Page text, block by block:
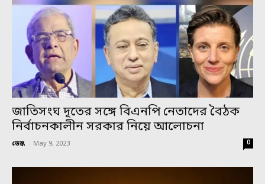
জাতিসংঘ দূতের সঙ্গে বিএনপি নেতাদের বৈঠক
নির্বাচনকালীন সরকার নিয়ে আলোচনা
ডেস্ক - May 9, 2023 0